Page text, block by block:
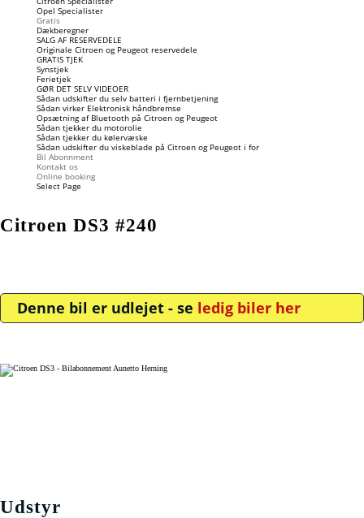
Opel Specialister
Gratis
Dækberegner
SALG AF RESERVEDELE
Originale Citroen og Peugeot reservedele
GRATIS TJEK
Synstjek
Ferietjek
GØR DET SELV VIDEOER
Sådan udskifter du selv batteri i fjernbetjening
Sådan virker Elektronisk håndbremse
Opsætning af Bluetooth på Citroen og Peugeot
Sådan tjekker du motorolie
Sådan tjekker du kølervæske
Sådan udskifter du viskeblade på Citroen og Peugeot i for
Bil Abonnment
Kontakt os
Online booking
Select Page
Citroen DS3 #240
Denne bil er udlejet - se ledig biler her
Udstyr